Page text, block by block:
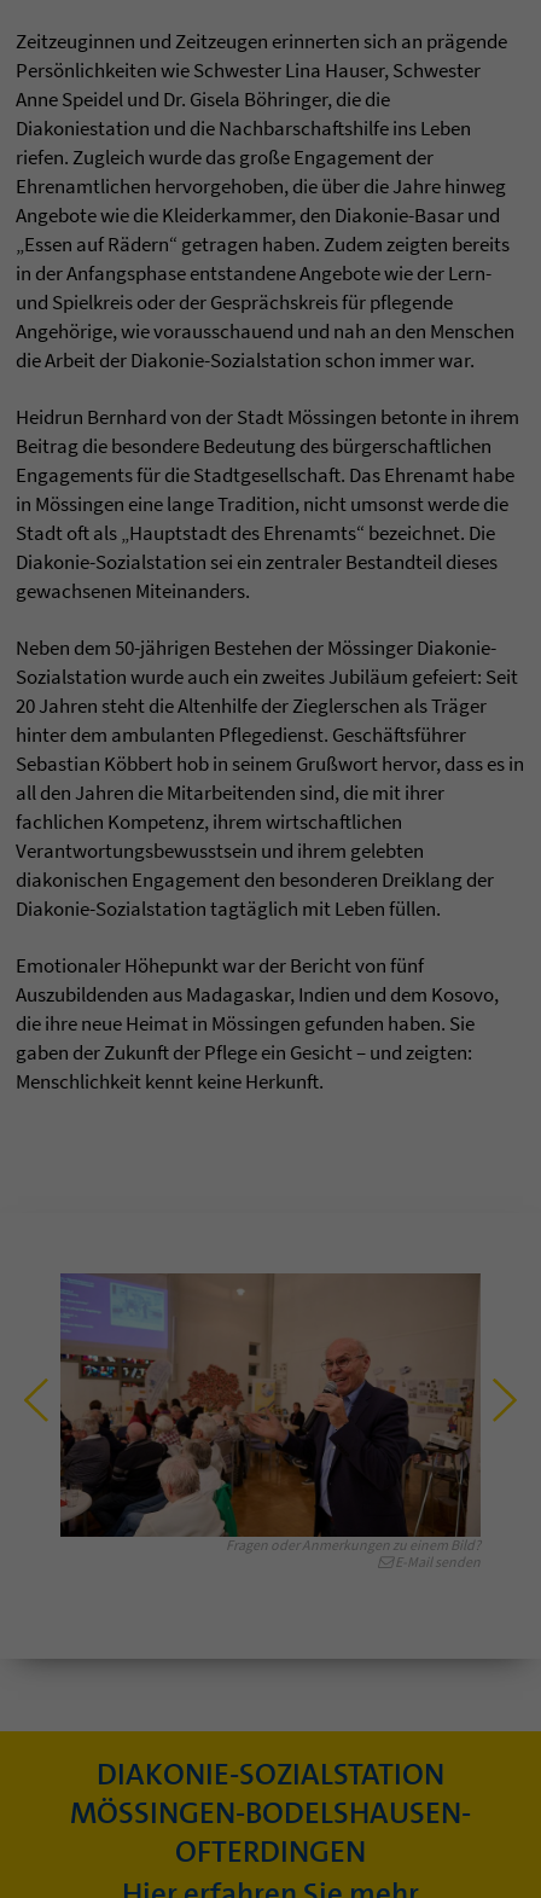
Zeitzeuginnen und Zeitzeugen erinnerten sich an prägende
Persönlichkeiten wie Schwester Lina Hauser, Schwester
Anne Speidel und Dr. Gisela Böhringer, die die
Diakoniestation und die Nachbarschaftshilfe ins Leben
riefen. Zugleich wurde das große Engagement der
Ehrenamtlichen hervorgehoben, die über die Jahre hinweg
Angebote wie die Kleiderkammer, den Diakonie-Basar und
„Essen auf Rädern“ getragen haben. Zudem zeigten bereits
in der Anfangsphase entstandene Angebote wie der Lern-
und Spielkreis oder der Gesprächskreis für pflegende
Angehörige, wie vorausschauend und nah an den Menschen
die Arbeit der Diakonie-Sozialstation schon immer war.
Heidrun Bernhard von der Stadt Mössingen betonte in ihrem
Beitrag die besondere Bedeutung des bürgerschaftlichen
Engagements für die Stadtgesellschaft. Das Ehrenamt habe
in Mössingen eine lange Tradition, nicht umsonst werde die
Stadt oft als „Hauptstadt des Ehrenamts“ bezeichnet. Die
Diakonie-Sozialstation sei ein zentraler Bestandteil dieses
gewachsenen Miteinanders.
Neben dem 50-jährigen Bestehen der Mössinger Diakonie-
Sozialstation wurde auch ein zweites Jubiläum gefeiert: Seit
20 Jahren steht die Altenhilfe der Zieglerschen als Träger
hinter dem ambulanten Pflegedienst. Geschäftsführer
Sebastian Köbbert hob in seinem Grußwort hervor, dass es in
all den Jahren die Mitarbeitenden sind, die mit ihrer
fachlichen Kompetenz, ihrem wirtschaftlichen
Verantwortungsbewusstsein und ihrem gelebten
diakonischen Engagement den besonderen Dreiklang der
Diakonie-Sozialstation tagtäglich mit Leben füllen.
Emotionaler Höhepunkt war der Bericht von fünf
Auszubildenden aus Madagaskar, Indien und dem Kosovo,
die ihre neue Heimat in Mössingen gefunden haben. Sie
gaben der Zukunft der Pflege ein Gesicht – und zeigten:
Menschlichkeit kennt keine Herkunft.
Fragen oder Anmerkungen zu einem Bild?
E-Mail senden
DIAKONIE-SOZIALSTATION
MÖSSINGEN-BODELSHAUSEN-
OFTERDINGEN